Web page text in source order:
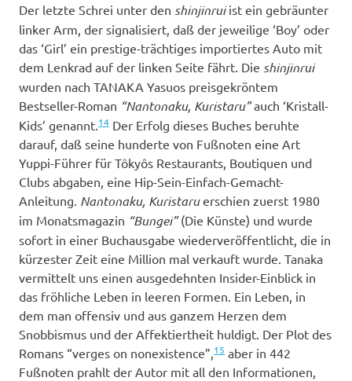
Der letzte Schrei unter den shinjinruiist ein gebräunter
linker Arm, der signalisiert, daß der jeweilige ‘Boy’ oder
das ‘Girl’ ein prestige-trächtiges importiertes Auto mit
dem Lenkrad auf der linken Seite fährt. Die shinjinrui
wurden nach TANAKA Yasuos preisgekröntem
Bestseller-Roman “Nantonaku, Kuristaru”auch ‘Kristall-
Kids’ genannt. 14 Der Erfolg dieses Buches beruhte
darauf, daß seine hunderte von Fußnoten eine Art
Yuppi-Führer für Tôkyôs Restaurants, Boutiquen und
Clubs abgaben, eine Hip-Sein-Einfach-Gemacht-
Anleitung. Nantonaku, Kuristaruerschien zuerst 1980
im Monatsmagazin “Bungei”(Die Künste) und wurde
sofort in einer Buchausgabe wiederveröffentlicht, die in
kürzester Zeit eine Million mal verkauft wurde. Tanaka
vermittelt uns einen ausgedehnten Insider-Einblick in
das fröhliche Leben in leeren Formen. Ein Leben, in
dem man offensiv und aus ganzem Herzen dem
Snobbismus und der Affektiertheit huldigt. Der Plot des
Romans “verges on nonexistence”, 15 aber in 442
Fußnoten prahlt der Autor mit all den Informationen,